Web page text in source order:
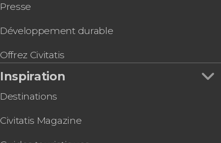
Presse
Développement durable
Offrez Civitatis
Inspiration
Destinations
Civitatis Magazine